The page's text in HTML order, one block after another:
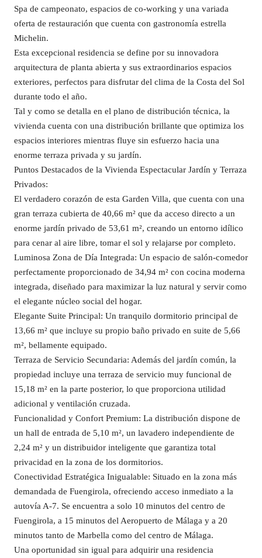
Spa de campeonato, espacios de co-working y una variada
oferta de restauración que cuenta con gastronomía estrella
Michelin.
Esta excepcional residencia se define por su innovadora
arquitectura de planta abierta y sus extraordinarios espacios
exteriores, perfectos para disfrutar del clima de la Costa del Sol
durante todo el año.
Tal y como se detalla en el plano de distribución técnica, la
vivienda cuenta con una distribución brillante que optimiza los
espacios interiores mientras fluye sin esfuerzo hacia una
enorme terraza privada y su jardín.
Puntos Destacados de la Vivienda Espectacular Jardín y Terraza
Privados:
El verdadero corazón de esta Garden Villa, que cuenta con una
gran terraza cubierta de 40,66 m² que da acceso directo a un
enorme jardín privado de 53,61 m², creando un entorno idílico
para cenar al aire libre, tomar el sol y relajarse por completo.
Luminosa Zona de Día Integrada: Un espacio de salón-comedor
perfectamente proporcionado de 34,94 m² con cocina moderna
integrada, diseñado para maximizar la luz natural y servir como
el elegante núcleo social del hogar.
Elegante Suite Principal: Un tranquilo dormitorio principal de
13,66 m² que incluye su propio baño privado en suite de 5,66
m², bellamente equipado.
Terraza de Servicio Secundaria: Además del jardín común, la
propiedad incluye una terraza de servicio muy funcional de
15,18 m² en la parte posterior, lo que proporciona utilidad
adicional y ventilación cruzada.
Funcionalidad y Confort Premium: La distribución dispone de
un hall de entrada de 5,10 m², un lavadero independiente de
2,24 m² y un distribuidor inteligente que garantiza total
privacidad en la zona de los dormitorios.
Conectividad Estratégica Inigualable: Situado en la zona más
demandada de Fuengirola, ofreciendo acceso inmediato a la
autovía A-7. Se encuentra a solo 10 minutos del centro de
Fuengirola, a 15 minutos del Aeropuerto de Málaga y a 20
minutos tanto de Marbella como del centro de Málaga.
Una oportunidad sin igual para adquirir una residencia